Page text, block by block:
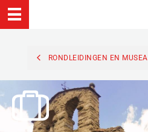
RONDLEIDINGEN EN MUSEA